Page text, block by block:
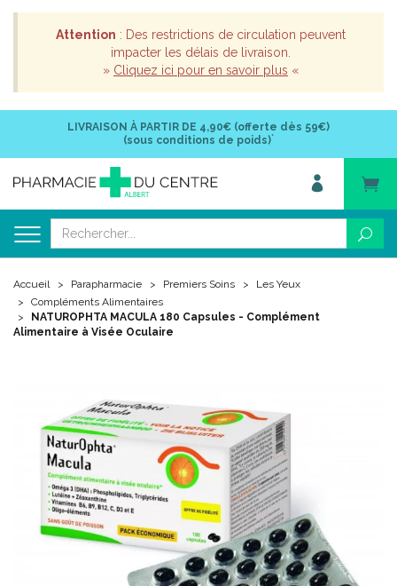
Attention : Des restrictions de circulation peuvent
impacter les délais de livraison.
» Cliquez ici pour en savoir plus «
LIVRAISON À PARTIR DE 4,90€ (offerte dès 59€)
(sous conditions de poids)*
Accueil Parapharmacie Premiers Soins
Les Yeux
Compléments Alimentaires
NATUROPHTA MACULA 180 Capsules - Complément
Alimentaire à Visée Oculaire